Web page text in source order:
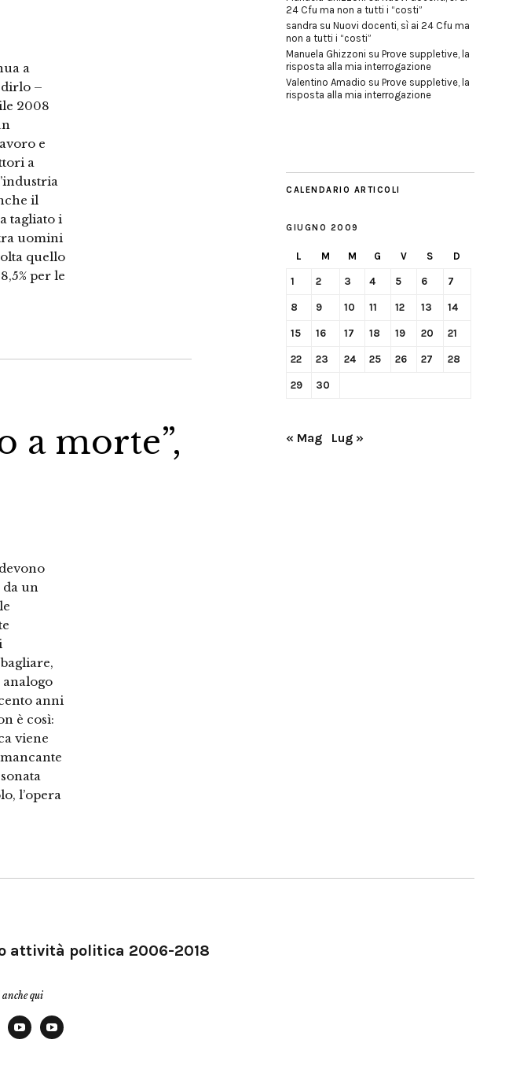
a
dirlo –
2008
e
a
il
tagliato i
uomini
quello
per le
a morte”,
da un
analogo
anni
è così:
viene
l’opera
24 Cfu ma non a tutti i “costi”
sandra su Nuovi docenti, sì ai 24 Cfu ma
non a tutti i “costi”
Manuela Ghizzoni su Prove suppletive, la
risposta alla mia interrogazione
Valentino Amadio su Prove suppletive, la
risposta alla mia interrogazione
CALENDARIO ARTICOLI
GIUGNO 2009
L M M G V S D
1 2 3 4 5 6 7
8 9 10 11 12 13 14
15 16 17 18 19 20 21
22 23 24 25 26 27 28
29 30
« Mag Lug »
attività politica 2006-2018
qui